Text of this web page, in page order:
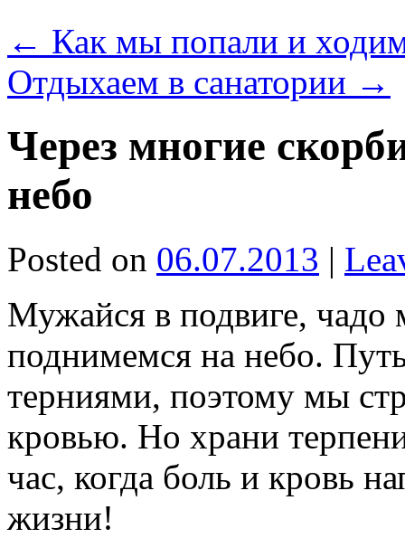
← Как мы попали и
Отдыхаем в санатории →
Через многие
небо
Posted on 06.07.2013 |
Мужайся в подвиге, чадо
поднимемся на небо.
терниями, поэтому мы
кровью. Но храни
час, когда боль и кровь
жизни!